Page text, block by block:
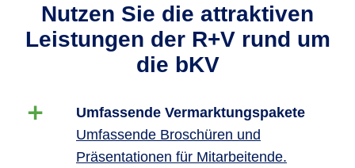
Nutzen Sie die attraktiven
Leistungen der R+V rund um
die bKV
Umfassende Vermarktungspakete
Umfassende Broschüren und
Präsentationen für Mitarbeitende.